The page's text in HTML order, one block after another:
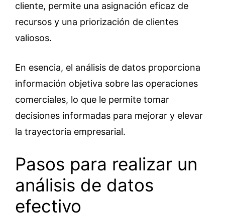
cliente, permite una asignación eficaz de
recursos y una priorización de clientes
valiosos.
En esencia, el análisis de datos proporciona
información objetiva sobre las operaciones
comerciales, lo que le permite tomar
decisiones informadas para mejorar y elevar
la trayectoria empresarial.
Pasos para realizar un
análisis de datos
efectivo